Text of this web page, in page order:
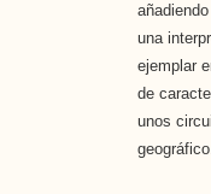
una
ejemplar
de
unos